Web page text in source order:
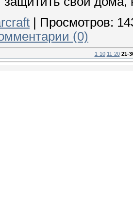
| Просмотров:
(0)
1-10 11-20 21-